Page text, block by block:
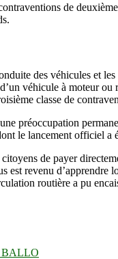
de
des véhicules et
véhicule à moteur ou
classe de
préoccupation
le lancement officiel
de payer
est revenu
routière a pu
BALLO